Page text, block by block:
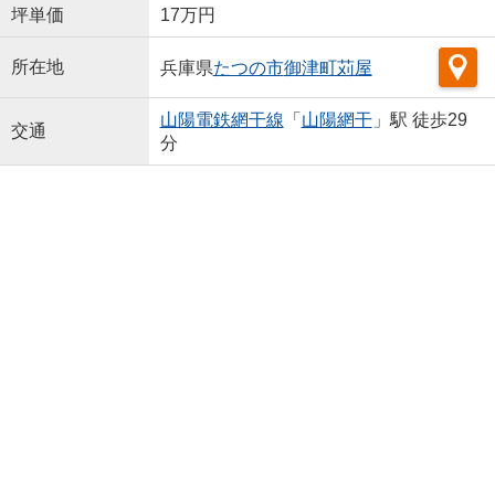
坪単価 17万円
所在地 兵庫県たつの市御津町苅屋
交通
山陽電鉄網干線 「 山陽網干」駅 徒歩29
分